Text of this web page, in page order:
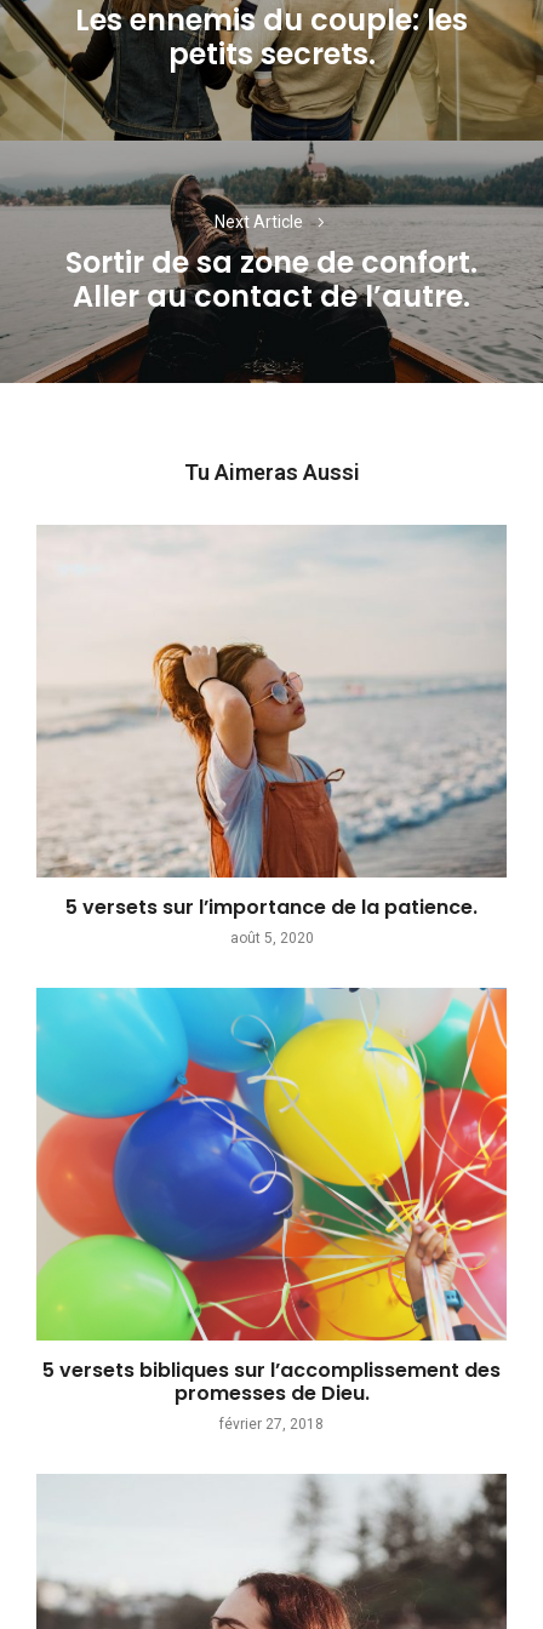
Previous
post:
Les ennemis du couple: les
petits secrets.
Next Article
Next
post:
Sortir de sa zone de confort.
Aller au contact de l’autre.
Tu Aimeras Aussi
5 versets sur l’importance de la patience.
août 5, 2020
5 versets bibliques sur l’accomplissement des
promesses de Dieu.
février 27, 2018